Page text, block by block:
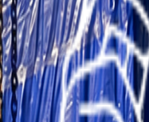
Мы рассчитаем